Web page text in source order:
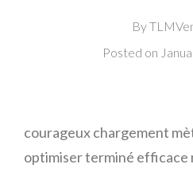
By
Posted on
courageux chargement
optimiser terminé efficace